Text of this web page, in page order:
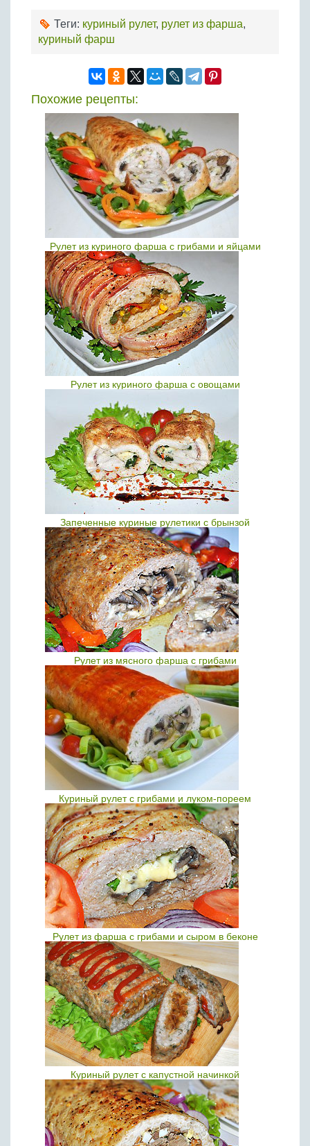
Теги: куриный рулет, рулет из фарша,
куриный фарш
Похожие рецепты:
Рулет из куриного фарша с грибами и яйцами
Рулет из куриного фарша с овощами
Запеченные куриные рулетики с брынзой
Рулет из мясного фарша с грибами
Куриный рулет с грибами и луком-пореем
Рулет из фарша с грибами и сыром в беконе
Куриный рулет с капустной начинкой